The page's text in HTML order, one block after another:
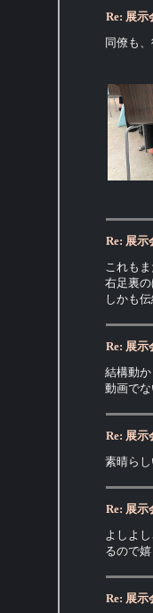
Re: 展示
同僚も
Re: 展示
これも
右足裏
しかも
Re: 展示
結構動
動画で
Re: 展示
素晴ら
Re: 展示
よしよ
るので
Re: 展示